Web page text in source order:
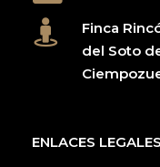
Finca
del Soto
ENLACES LEGALES